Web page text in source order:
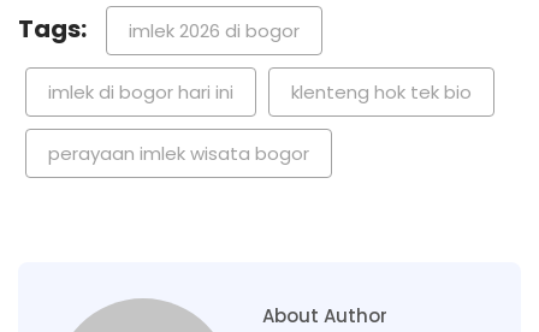
Tags: imlek 2026 di bogor
imlek di bogor hari ini klenteng hok tek bio
perayaan imlek wisata bogor
About Author